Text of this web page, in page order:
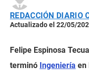
REDACCIÓN DIARIO
Actualizado el 22/05/
Felipe Espinosa
terminó Ingeniería en